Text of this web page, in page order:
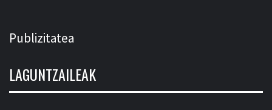
Publizitatea
LAGUNTZAILEAK